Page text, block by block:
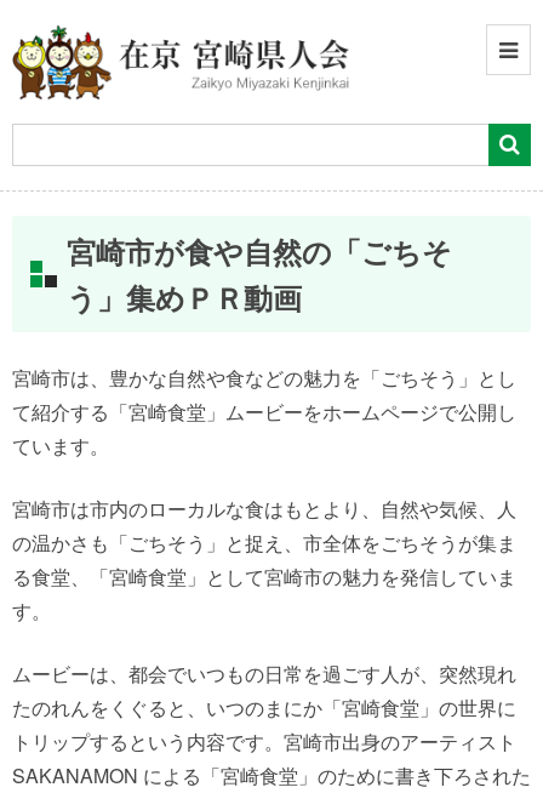
宮崎市が食や自然の「ごちそ
う」集めＰＲ動画
宮崎市は、豊かな自然や食などの魅力を「ごちそう」とし
て紹介する「宮崎食堂」ムービーをホームページで公開し
ています。
宮崎市は市内のローカルな食はもとより、自然や気候、人
の温かさも「ごちそう」と捉え、市全体をごちそうが集ま
る食堂、「宮崎食堂」として宮崎市の魅力を発信していま
す。
ムービーは、都会でいつもの日常を過ごす人が、突然現れ
たのれんをくぐると、いつのまにか「宮崎食堂」の世界に
トリップするという内容です。宮崎市出身のアーティスト
SAKANAMON による「宮崎食堂」のために書き下ろされた